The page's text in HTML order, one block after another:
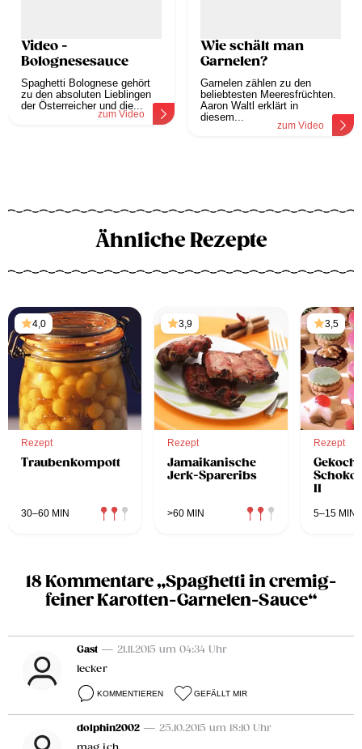
Video -
Bolognesesauce
Spaghetti Bolognese gehört
zu den absoluten Lieblingen
der Österreicher und die...
zum Video
Wie schält man
Garnelen?
Garnelen zählen zu den
beliebtesten Meeresfrüchten.
Aaron Waltl erklärt in
diesem...
zum Video
Ähnliche Rezepte
4,0
Rezept
Traubenkompott
30–60 MIN
3,9
Rezept
Jamaikanische
Jerk-Spareribs
>60 MIN
3,5
Rezept
II
5–15 MIN
18 Kommentare „Spaghetti in cremig-
feiner Karotten-Garnelen-Sauce“
Gast — 21.11.2015 um 04:34 Uhr
lecker
KOMMENTIEREN GEFÄLLT MIR
dolphin2002 — 25.10.2015 um 18:10 Uhr